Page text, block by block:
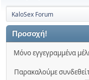
KaloSex Forum
Προσοχή!
Μόνο εγγεγραμμένα
Παρακαλούμε